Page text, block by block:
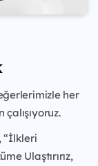
her
“İlkleri
Ulaştırırız,